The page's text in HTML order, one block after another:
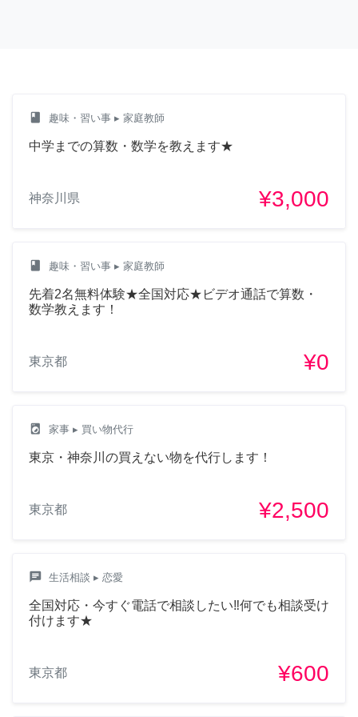
class 趣味・習い事 ▸ 家庭教師
中学までの算数・数学を教えます★
神奈川県 ¥3,000
class 趣味・習い事 ▸ 家庭教師
先着2名無料体験★全国対応★ビデオ通話で算数・
数学教えます！
東京都 ¥0
local_laundry_service 家事 ▸ 買い物代行
東京・神奈川の買えない物を代行します！
東京都 ¥2,500
chat 生活相談 ▸ 恋愛
全国対応・今すぐ電話で相談したい‼︎何でも相談受け
付けます★
東京都 ¥600